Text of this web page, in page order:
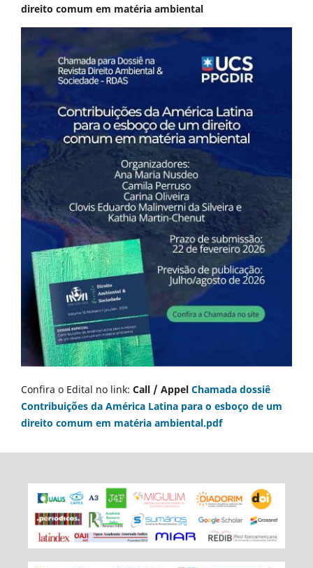
direito comum em matéria ambiental
Confira o Edital no link: Call / Appel Chamada dossiê
Contribuições da América Latina para o esboço de um
direito comum em matéria ambiental.pdf